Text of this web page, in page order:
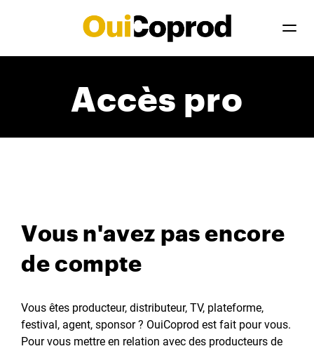
Accès pro
Vous n'avez pas encore
de compte
Vous êtes producteur, distributeur, TV, plateforme,
festival, agent, sponsor ? OuiCoprod est fait pour vous.
Pour vous mettre en relation avec des producteurs de